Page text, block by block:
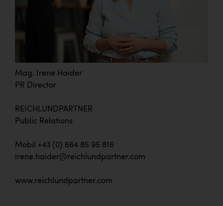
Mag. Irene Haider
PR Director
REICHLUNDPARTNER
Public Relations
Mobil +43 (0) 664 85 95 816
irene.haider@reichlundpartner.com
www.reichlundpartner.com